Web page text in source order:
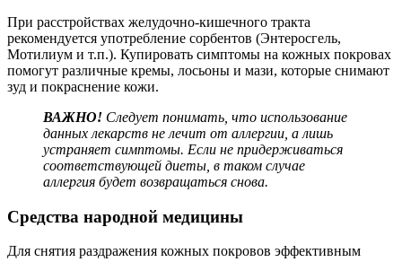
При расстройствах желудочно-кишечного тракта
рекомендуется употребление сорбентов (Энтеросгель,
Мотилиум и т.п.). Купировать симптомы на кожных покровах
помогут различные кремы, лосьоны и мази, которые снимают
зуд и покраснение кожи.
ВАЖНО! Следует понимать, что использование
данных лекарств не лечит от аллергии, а лишь
устраняет симптомы. Если не придерживаться
соответствующей диеты, в таком случае
аллергия будет возвращаться снова.
Средства народной медицины
Для снятия раздражения кожных покровов эффективным